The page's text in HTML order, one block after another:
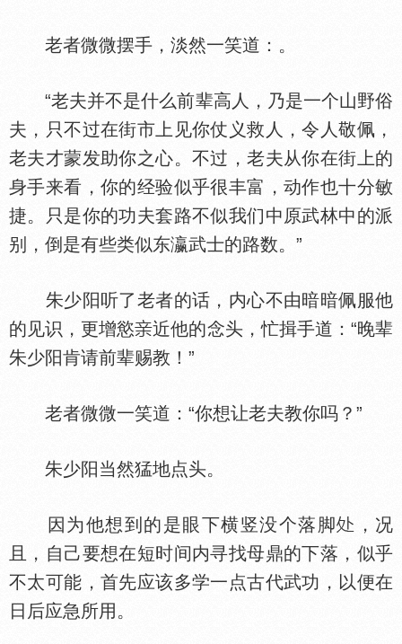
老者微微摆手，淡然一笑道：。
“老夫并不是什么前辈高人，乃是一个山野俗
夫，只不过在街市上见你仗义救人，令人敬佩，
老夫才蒙发助你之心。不过，老夫从你在街上的
身手来看，你的经验似乎很丰富，动作也十分敏
捷。只是你的功夫套路不似我们中原武林中的派
别，倒是有些类似东瀛武士的路数。”
朱少阳听了老者的话，内心不由暗暗佩服他
的见识，更增慾
近他的念头，忙揖手道：“晚辈
朱少阳肯请前辈赐教！”
老者微微一笑道：“你想让老夫教你吗？”
朱少阳当然猛地点头。
因为他想到的是眼下横竖没个落脚
，况
且，自己要想在短时间内寻找母鼎的下落，似乎
不太可能，首先应该多学一点古代武功，以便在
日后应急所用。